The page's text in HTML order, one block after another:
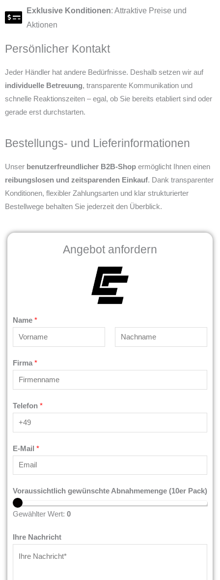
Exklusive Konditionen: Attraktive Preise und
Aktionen
Persönlicher Kontakt
Jeder Händler hat andere Bedürfnisse. Deshalb setzen wir auf
individuelle Betreuung, transparente Kommunikation und
schnelle Reaktionszeiten – egal, ob Sie bereits etabliert sind oder
gerade erst durchstarten.
Bestellungs- und Lieferinformationen
Unser benutzerfreundlicher B2B-Shop ermöglicht Ihnen einen
reibungslosen und zeitsparenden Einkauf. Dank transparenter
Konditionen, flexibler Zahlungsarten und klar strukturierter
Bestellwege behalten Sie jederzeit den Überblick.
Angebot anfordern
Name *
o
m
e
Firma *
Telefon *
E-Mail *
Voraussichtlich gewünschte Abnahmemenge (10er Pack)
Gewählter Wert: 0
Ihre Nachricht